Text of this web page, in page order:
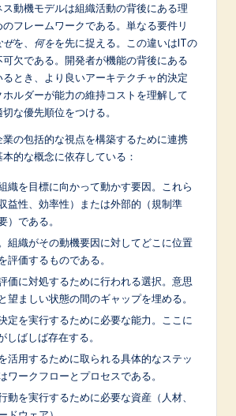
動機モデルは組織活動の背後にある理
フレームワークである。単なる要件リ
ぜを、 何をを先に捉える。この違いはITの
欠である。開発者が機能の背後にある
とき、より良いアーキテクチャ的決定
ルダーが能力の維持コストを理解して
な優先順位をつける。
業の包括的な視点を構築するために連携
的な概念に依存している：
織を目標に向かって動かす要因。これら
益性、効率性）または外部的（規制準
）である。
組織がその動機要因に対してどこに位置
評価するものである。
価に対処するために行われる選択。意思
望ましい状態の間のギャップを埋める。
定を実行するために必要な能力。ここに
しばしば存在する。
活用するために取られる具体的なステッ
ワークフローとプロセスである。
動を実行するために必要な資産（人材、